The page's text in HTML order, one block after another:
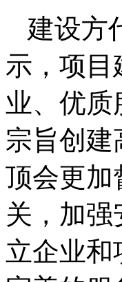
建设方
示，项目
业、优质
宗旨创
顶会更加
关，加
立企业